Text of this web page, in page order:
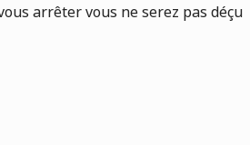
arrêter vous ne serez pas déçu